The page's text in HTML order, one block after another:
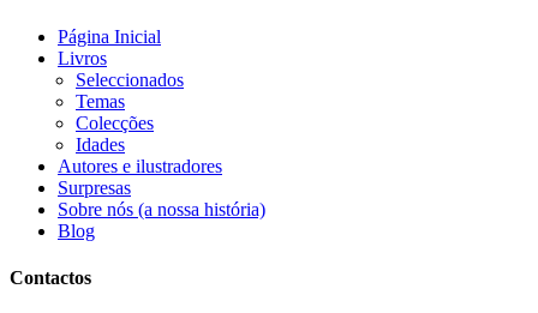
Página Inicial
Livros
Seleccionados
Temas
Colecções
Idades
Autores e ilustradores
Surpresas
Sobre nós (a nossa história)
Blog
Contactos